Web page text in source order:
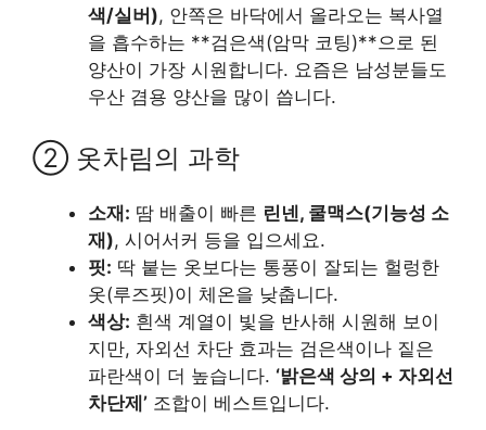
색/실버), 안쪽은 바닥에서 올라오는 복사열
을 흡수하는 **검은색(암막 코팅)**으로 된
양산이 가장 시원합니다. 요즘은 남성분들도
우산 겸용 양산을 많이 씁니다.
② 옷차림의 과학
소재: 땀 배출이 빠른 린넨, 쿨맥스(기능성 소
재), 시어서커 등을 입으세요.
핏: 딱 붙는 옷보다는 통풍이 잘되는 헐렁한
옷(루즈핏)이 체온을 낮춥니다.
색상: 흰색 계열이 빛을 반사해 시원해 보이
지만, 자외선 차단 효과는 검은색이나 짙은
파란색이 더 높습니다. ‘밝은색 상의 + 자외선
차단제’ 조합이 베스트입니다.